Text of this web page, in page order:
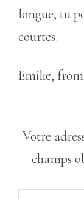
longue, tu
courtes.
Emilie,
Votre
champs